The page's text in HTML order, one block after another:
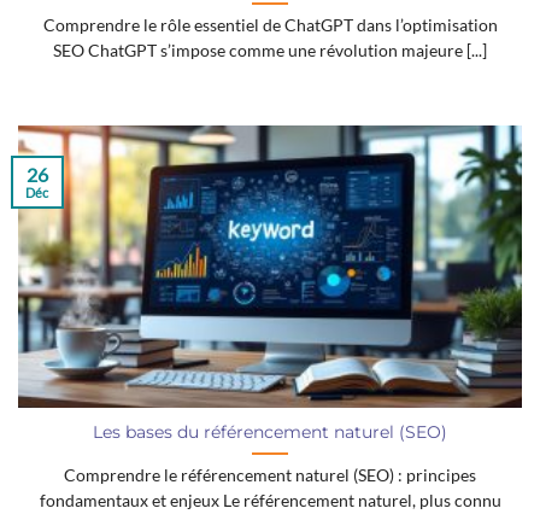
Comprendre le rôle essentiel de ChatGPT dans l’optimisation
SEO ChatGPT s’impose comme une révolution majeure [...]
Les bases du référencement naturel (SEO)
Comprendre le référencement naturel (SEO) : principes
fondamentaux et enjeux Le référencement naturel, plus connu
26
Déc